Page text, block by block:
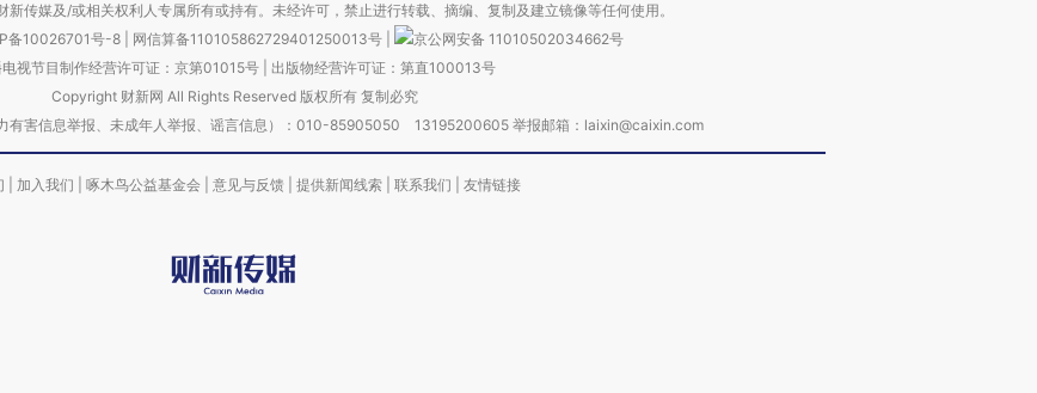
新传媒及/或相关权利人专属所有或持有。未经许可，禁止进行转载、摘编、复制及建立镜像等任何使用。
备10026701号-8 网信算备110105862729401250013号
京公网安备 11010502034662号
电视节目制作经营许可证：京第01015号| 出版物经营许可证：第直100013号
Copyright 财新网 All Rights Reserved 版权所有 复制必究
有害信息举报、未成年人举报、谣言信息）：010-85905050 13195200605 举报邮箱：laixin@caixin.com
加入我们 啄木鸟公益基金会 意见与反馈 提供新闻线索 联系我们 友情链接